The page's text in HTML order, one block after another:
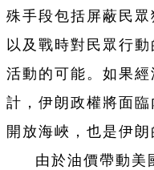
殊手段包括屏蔽民眾
以及戰時對民眾行
活動的可能。如果
計，伊朗政權將面臨
開放海峽，也是伊朗
由於油價帶動美